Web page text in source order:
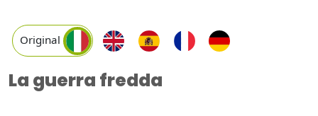
Original
La guerra fredda